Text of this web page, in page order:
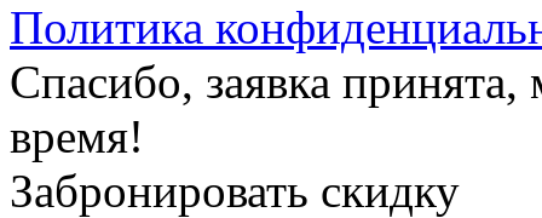
Политика
Спасибо, заявка
время!
Забронировать скидку